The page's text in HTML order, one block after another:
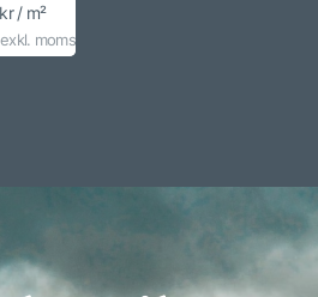
kr / m²
moms